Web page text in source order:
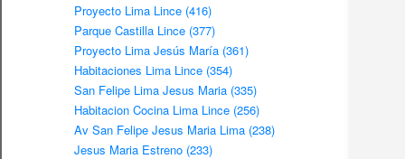
Proyecto Lima Lince (416)
Parque Castilla Lince (377)
Proyecto Lima Jesús María (361)
Habitaciones Lima Lince (354)
San Felipe Lima Jesus Maria (335)
Habitacion Cocina Lima Lince (256)
Av San Felipe Jesus Maria Lima (238)
Jesus Maria Estreno (233)